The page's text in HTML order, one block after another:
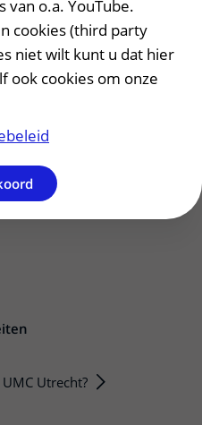
Utrecht?
van o.a. YouTube.
cookies (third party
niet wilt kunt u dat hier
ook cookies om onze